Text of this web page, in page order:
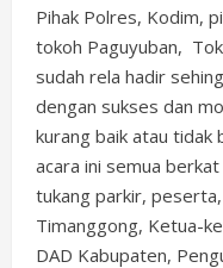
Pihak Polres, Kodim,
tokoh Paguyuban,
sudah rela hadir
dengan sukses dan
kurang baik atau tidak
acara ini semua
tukang parkir,
Timanggong, Ketua-
DAD Kabupaten,